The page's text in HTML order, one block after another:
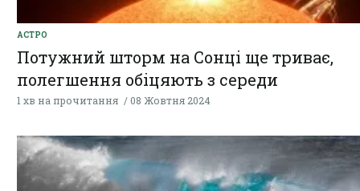
АСТРО
Потужний шторм на Сонці ще триває,
полегшення обіцяють з середи
1 хв на прочитання 08 Жовтня 2024